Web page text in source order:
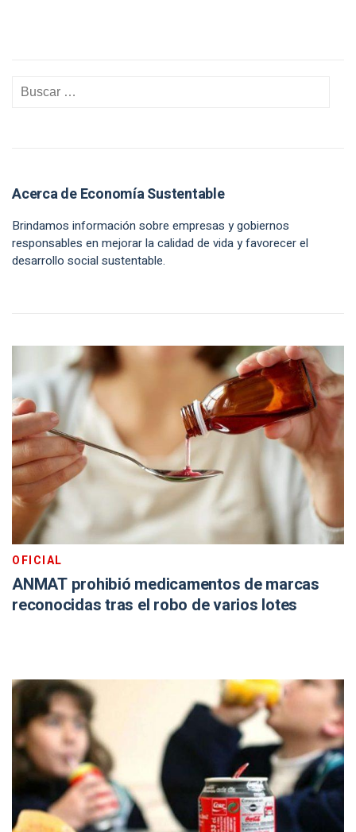
Acerca de Economía Sustentable
Brindamos información sobre empresas y gobiernos
responsables en mejorar la calidad de vida y favorecer el
desarrollo social sustentable.
OFICIAL
ANMAT prohibió medicamentos de marcas
reconocidas tras el robo de varios lotes